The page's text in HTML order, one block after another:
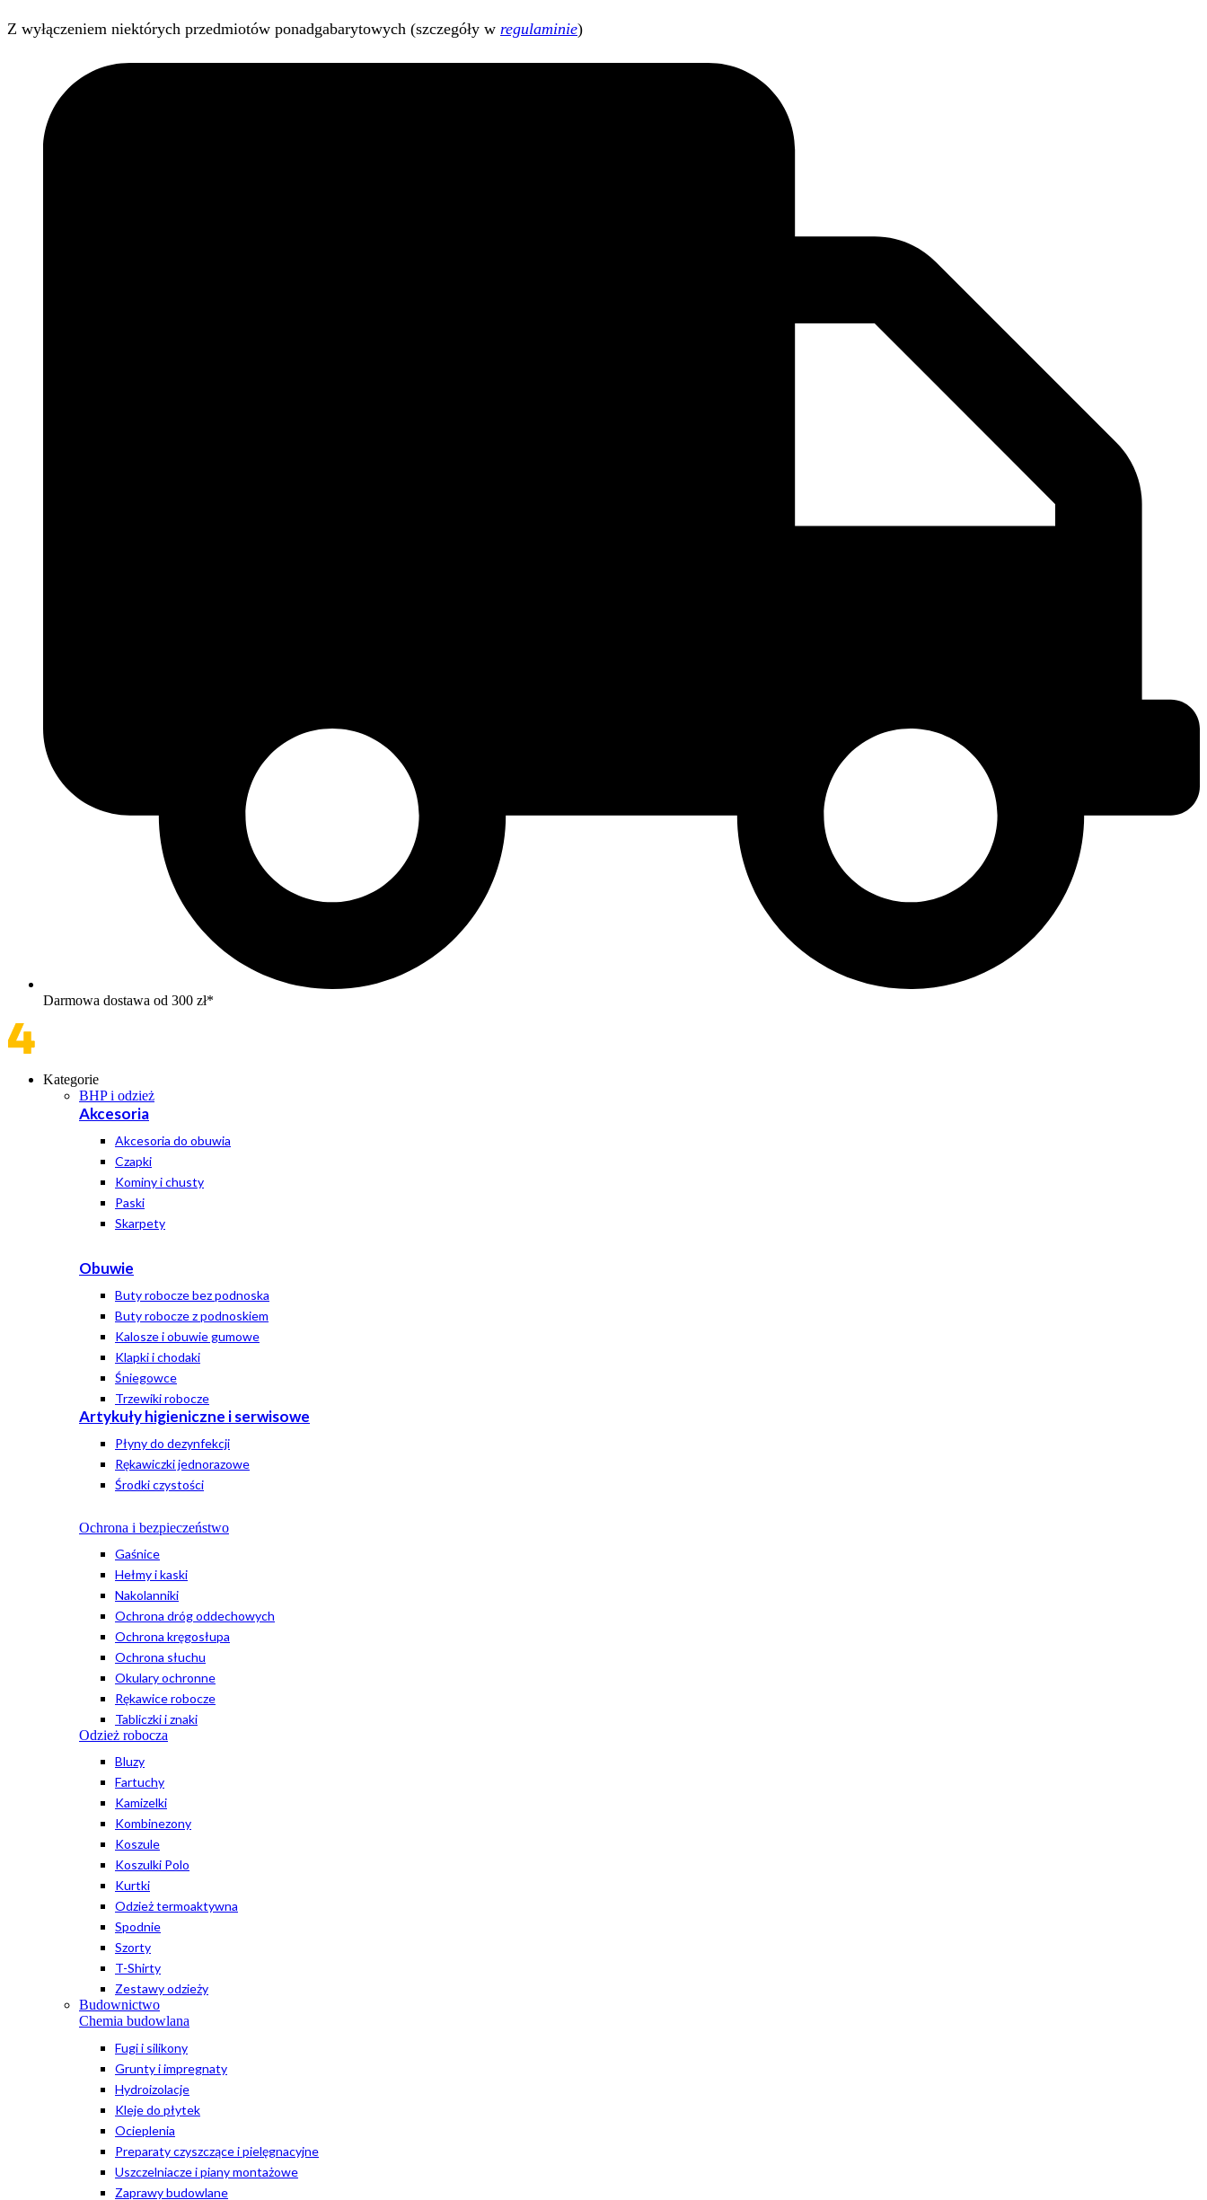
Z wyłączeniem niektórych przedmiotów ponadgabarytowych (szczegóły w regulaminie)
Darmowa dostawa od 300 zł*
Kategorie
BHP i odzież
Akcesoria
Akcesoria do obuwia
Czapki
Kominy i chusty
Paski
Skarpety
Obuwie
Buty robocze bez podnoska
Buty robocze z podnoskiem
Kalosze i obuwie gumowe
Klapki i chodaki
Śniegowce
Trzewiki robocze
Artykuły higieniczne i serwisowe
Płyny do dezynfekcji
Rękawiczki jednorazowe
Środki czystości
Ochrona i bezpieczeństwo
Gaśnice
Hełmy i kaski
Nakolanniki
Ochrona dróg oddechowych
Ochrona kręgosłupa
Ochrona słuchu
Okulary ochronne
Rękawice robocze
Tabliczki i znaki
Odzież robocza
Bluzy
Fartuchy
Kamizelki
Kombinezony
Koszule
Koszulki Polo
Kurtki
Odzież termoaktywna
Spodnie
Szorty
T-Shirty
Zestawy odzieży
Budownictwo
Chemia budowlana
Fugi i silikony
Grunty i impregnaty
Hydroizolacje
Kleje do płytek
Ocieplenia
Preparaty czyszczące i pielęgnacyjne
Uszczelniacze i piany montażowe
Zaprawy budowlane